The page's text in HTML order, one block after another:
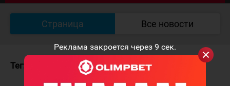
Реклама закроется через 9 сек.
Букмекерская компания
Страница Все новости
Тег: Йорктаун Эдмиралс